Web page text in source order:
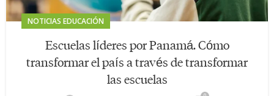
NOTICIAS EDUCACIÓN
Escuelas líderes por Panamá.​ Cómo
transformar el país a través de transformar
las escuelas